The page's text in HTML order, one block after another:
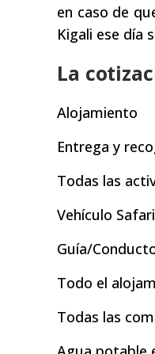
en caso de
Kigali ese día
La
Alojamiento
Entrega y
Todas las
Vehículo
Guía/
Todo el
Todas las